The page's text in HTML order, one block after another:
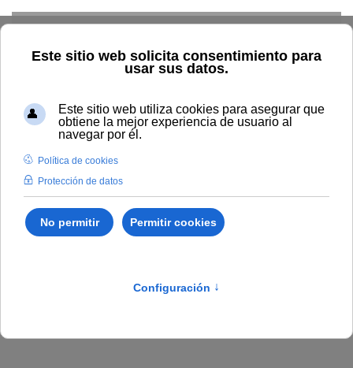
Inicio BOUNIA
Acuerdo 25/2022, del Consejo de Gobierno
de la Universidad Internacional de Andalucía, de 6 de abril de
de Subvenciones de la UNIA.
Publicado en:
Boletín Número 5
DISPOSICIONES Y